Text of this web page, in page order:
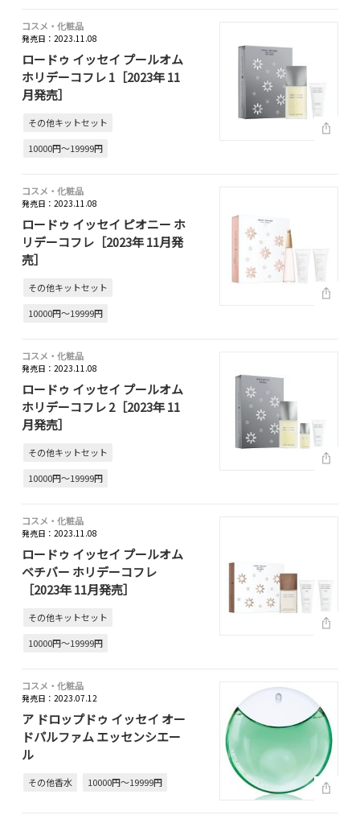
コスメ・化粧品
発売日：2023.11.08
ロードゥ イッセイ プールオム
ホリデーコフレ 1［2023年 11
月発売］
その他キットセット
10000円～19999円
コスメ・化粧品
発売日：2023.11.08
ロードゥ イッセイ ピオニー ホ
リデーコフレ［2023年 11月発
売］
その他キットセット
10000円～19999円
コスメ・化粧品
発売日：2023.11.08
ロードゥ イッセイ プールオム
ホリデーコフレ 2［2023年 11
月発売］
その他キットセット
10000円～19999円
コスメ・化粧品
発売日：2023.11.08
ロードゥ イッセイ プールオム
ベチバー ホリデーコフレ
［2023年 11月発売］
その他キットセット
10000円～19999円
コスメ・化粧品
発売日：2023.07.12
ア ドロップドゥ イッセイ オー
ドパルファム エッセンシエー
ル
その他香水 10000円～19999円